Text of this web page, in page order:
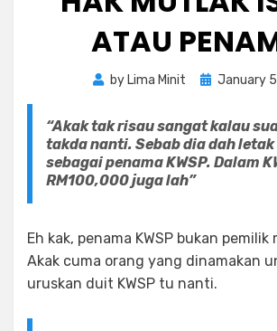
ATAU
by Lima Minit
Posted
January
“Akak tak risau sangat kalau
takda nanti. Sebab dia dah letak
sebagai penama KWSP. Dalam
RM100,000 juga lah”
Eh kak, penama KWSP bukan pemilik
Akak cuma orang yang dinamakan
uruskan duit KWSP tu nanti.